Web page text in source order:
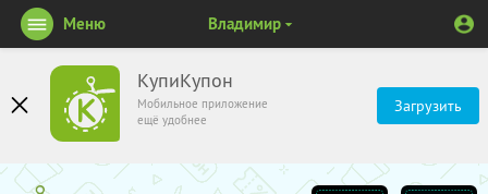
КупиКупон
Мобильное приложение
ещё удобнее
Загрузить
Меню Владимир